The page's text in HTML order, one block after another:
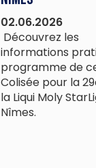
02.06.2026
Découvrez les
informations
programme de
Colisée pour la
la Liqui Moly
Nîmes.